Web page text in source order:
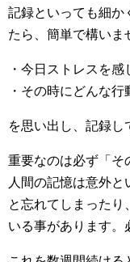
記録といっても細か
たら、簡単で構いま
・今日ストレスを感
・その時にどんな
を思い出し、記録し
重要なのは必ず「そ
人間の記憶は意外と
と忘れてしまったり
いる事があります。